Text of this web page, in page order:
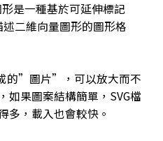
是一種基於可延伸標記
二維向量圖形的圖形格
的”圖片”，可以放大而不
如果圖案結構簡單，SVG檔
多，載入也會較快。